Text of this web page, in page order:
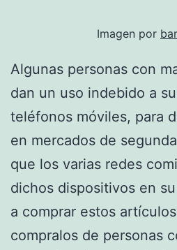
Imagen por
Algunas personas con
dan un uso indebido a
teléfonos móviles, para
en mercados de
que los varias redes
dichos dispositivos en
a comprar estos
compralos de personas